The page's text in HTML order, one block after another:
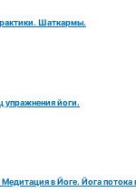
Шаткармы.
упражнения йоги.
в Йоге. Йога потока